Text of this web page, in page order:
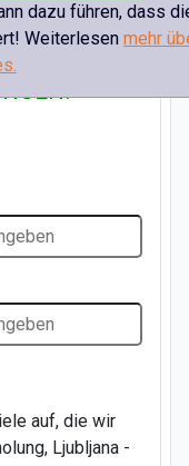
dazu führen, dass
Weiterlesenmehr
AN
auf, die wir
Ljubljana -